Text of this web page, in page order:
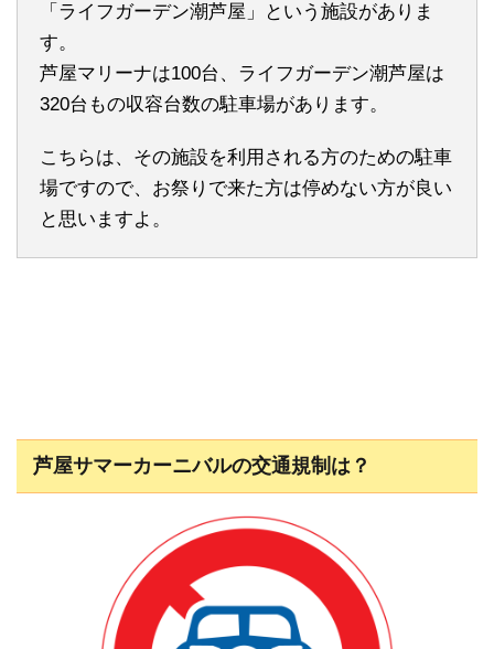
「ライフガーデン潮芦屋」という施設がありま
す。
芦屋マリーナは100台、ライフガーデン潮芦屋は
320台もの収容台数の駐車場があります。
こちらは、その施設を利用される方のための駐車
場ですので、お祭りで来た方は停めない方が良い
と思いますよ。
芦屋サマーカーニバルの交通規制は？